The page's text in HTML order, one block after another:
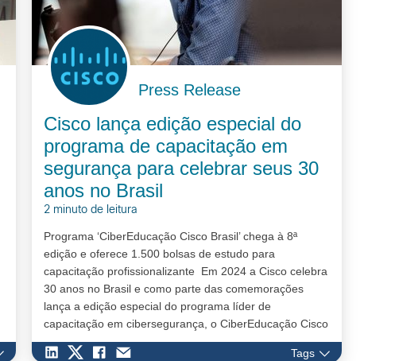
Press Release
Cisco lança edição especial do
programa de capacitação em
segurança para celebrar seus 30
anos no Brasil
2 minuto de leitura
Programa ‘CiberEducação Cisco Brasil’ chega à 8ª
edição e oferece 1.500 bolsas de estudo para
capacitação profissionalizante Em 2024 a Cisco celebra
30 anos no Brasil e como parte das comemorações
lança a edição especial do programa líder de
capacitação em cibersegurança, o CiberEducação Cisco
Brasil, que já formou mais de 6 mil novos talentos no
país.…
Tags